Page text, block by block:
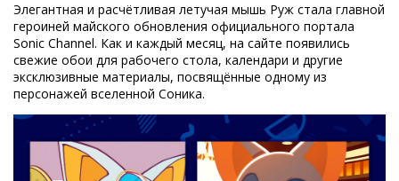
Элегантная и расчётливая летучая мышь Руж стала главной
героиней майского обновления официального портала
Sonic Channel. Как и каждый месяц, на сайте появились
свежие обои для рабочего стола, календари и другие
эксклюзивные материалы, посвящённые одному из
персонажей вселенной Соника.